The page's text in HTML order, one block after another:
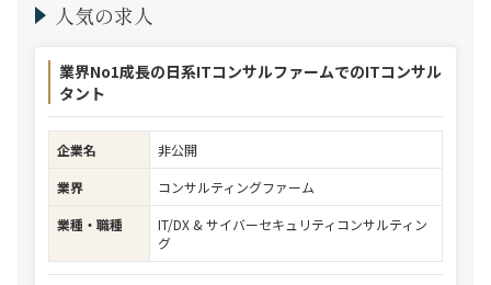
人気の求人
業界No1成長の日系ITコンサルファームでのITコンサル
タント
企業名
非公開
業界
コンサルティングファーム
業種・職種
IT/DX & サイバーセキュリティコンサルティン
グ